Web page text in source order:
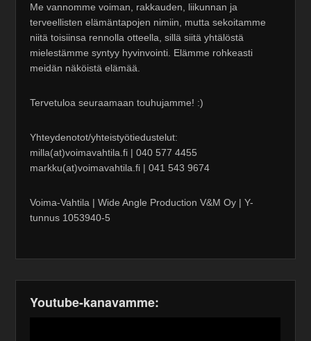
Me vannomme voiman, rakkauden, liikunnan ja
terveellisten elämäntapojen nimiin, mutta sekoitamme
niitä toisiinsa rennolla otteella, sillä siitä yhtälöstä
mielestämme syntyy hyvinvointi. Elämme rohkeasti
meidän näköistä elämää.
Tervetuloa seuraamaan touhujamme! :)
Yhteydenotot/yhteistyötiedustelut:
milla(at)voimavahtila.fi | 040 577 4455
markku(at)voimavahtila.fi | 041 543 9674
Voima-Vahtila | Wide Angle Production V&M Oy | Y-
tunnus 1053940-5
Youtube-kanavamme: